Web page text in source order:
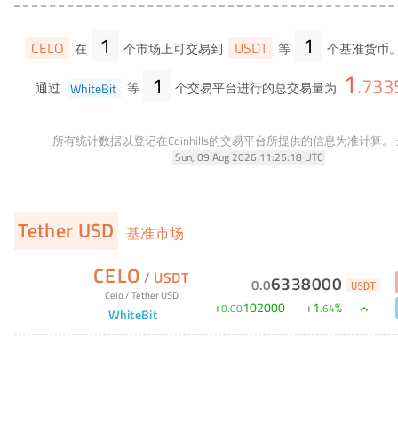
CELO 在 1 个市场上可交易到 USDT 等 1 个基准货币
通过 WhiteBit 等 1 个交易平台进行的总交易量为 1.
所有统计数据以登记在Coinhills的交易平台所提供的信息为准计算。
Sun, 09 Aug 2026 11:25:18 UTC
Tether USD 基准市场
CELO / USDT
Celo/Tether USD
WhiteBit
0.06338000 USDT
+0.00102000 +1.64%